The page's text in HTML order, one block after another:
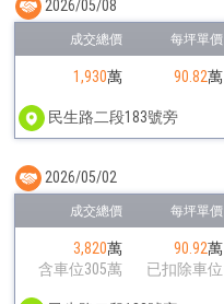
1,930萬 90.82萬
民生路二段183號旁
2026/05/08
3,820萬
含車位305萬
90.92萬
已扣除車位
2026/05/02